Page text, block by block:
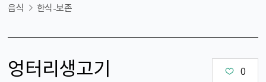
음식 한식-보존
엉터리생고기 0